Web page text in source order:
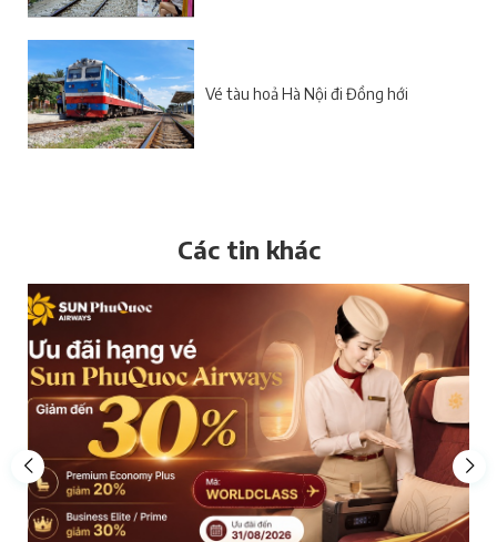
Vé tàu hoả Hà Nội đi Đồng hới
Các tin khác